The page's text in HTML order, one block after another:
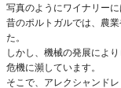
写真のようにワイナリーに
昔のポルトガルでは、農
た。
しかし、機械の発展によ
危機に瀕しています。
そこで、アレクシャンド